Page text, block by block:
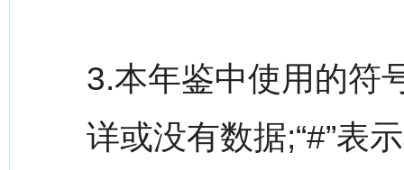
3.本年鉴中使用的符
详或没有数据;“#”表